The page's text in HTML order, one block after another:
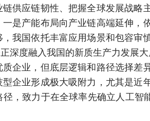
供应链韧性、把握全球发展战
是产能布局向产业链高端延伸，
我国依托丰富应用场景和包容
度融入我国的新质生产力发展大
业，但底层逻辑和路径选择差
企业形成极大吸附力，尤其是
，致力于在全球率先确立人工智